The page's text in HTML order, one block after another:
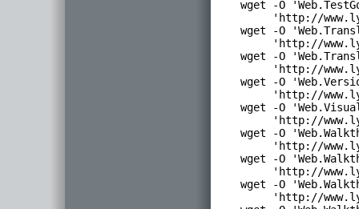
wget -O
'http://
wget -O
'http://
wget -O
'http://
wget -O
'http://
wget -O
'http://
wget -O
'http://
wget -O
'http://
wget -O
'http://